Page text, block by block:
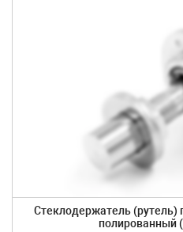
Стеклодержатель (рутель)
полированный